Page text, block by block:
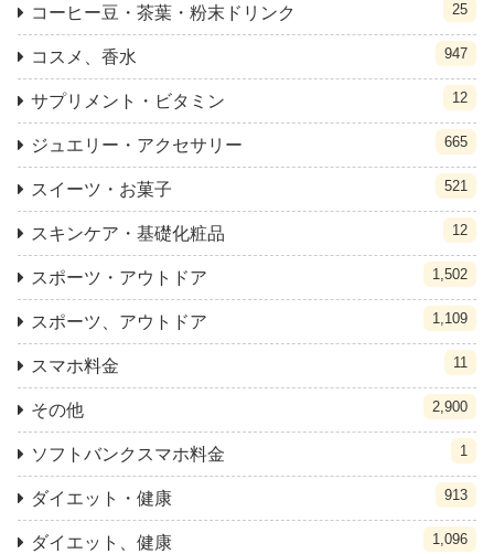
コーヒー豆・茶葉・粉末ドリンク 25
コスメ、香水 947
サプリメント・ビタミン 12
ジュエリー・アクセサリー 665
スイーツ・お菓子 521
スキンケア・基礎化粧品 12
スポーツ・アウトドア 1,502
スポーツ、アウトドア 1,109
スマホ料金 11
その他 2,900
ソフトバンクスマホ料金 1
ダイエット・健康 913
ダイエット、健康 1,096